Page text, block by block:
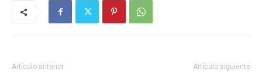
Artículo anterior Artículo siguiente